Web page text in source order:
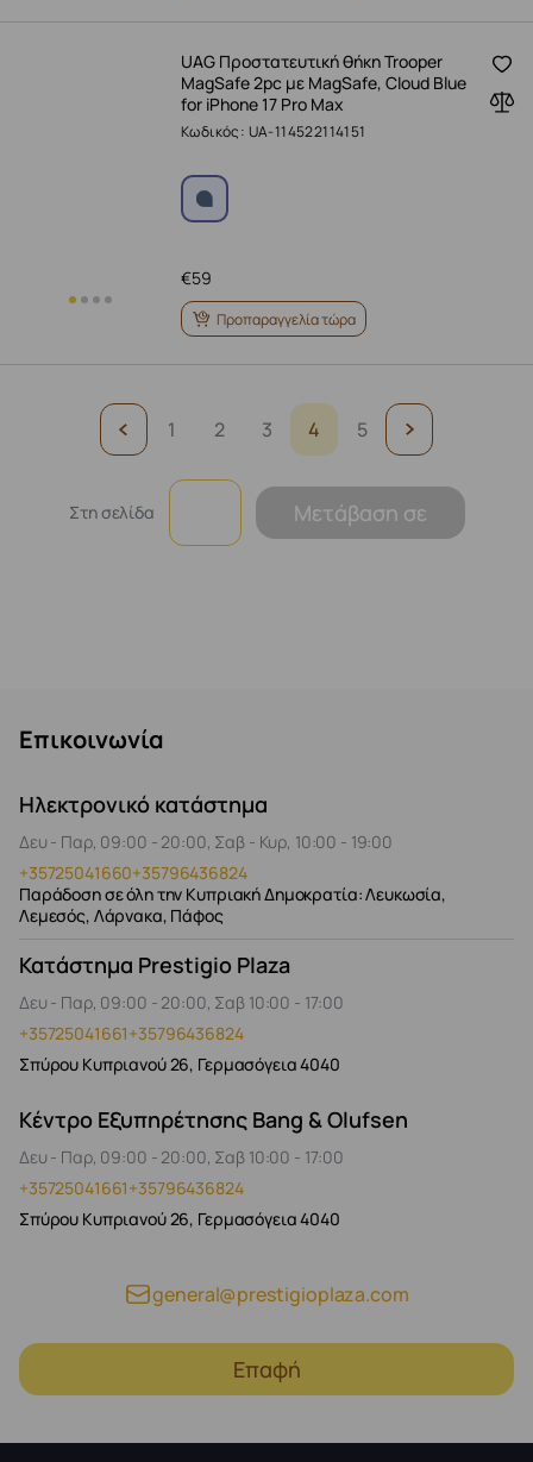
UAG Προστατευτική θήκη Trooper
MagSafe 2pc με MagSafe, Cloud Blue
for iPhone 17 Pro Max
Κωδικός: UA-114522114151
59
€
Προπαραγγελία τώρα
1 2 3 4 5
Στη σελίδα Μετάβαση σε
Επικοινωνία
Ηλεκτρονικό κατάστημα
Δευ - Παρ, 09:00 - 20:00, Σαβ - Κυρ, 10:00 - 19:00
+35725041660+35796436824
Παράδοση σε όλη την Κυπριακή Δημοκρατία: Λευκωσία,
Λεμεσός, Λάρνακα, Πάφος
Κατάστημα Prestigio Plaza
Δευ - Παρ, 09:00 - 20:00, Σαβ 10:00 - 17:00
+35725041661+35796436824
Σπύρου Κυπριανού 26, Γερμασόγεια 4040
Κέντρο Εξυπηρέτησης Bang & Olufsen
Δευ - Παρ, 09:00 - 20:00, Σαβ 10:00 - 17:00
+35725041661+35796436824
Σπύρου Κυπριανού 26, Γερμασόγεια 4040
general@prestigioplaza.com
Επαφή